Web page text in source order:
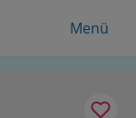
Menü